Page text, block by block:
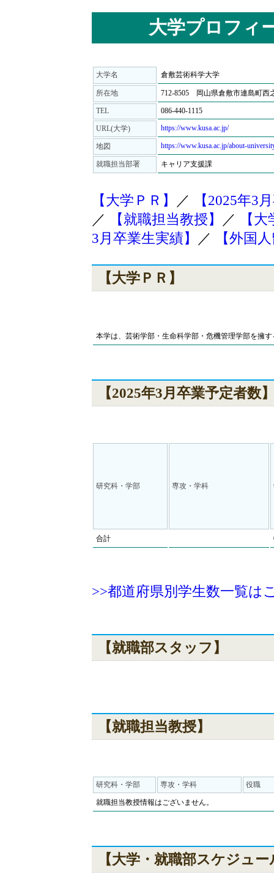
大学プロフィ
大学名 倉敷芸術科学大学
所在地 712-8505 岡山県倉敷市連島町西
TEL 086-440-1115
URL(大学) https://www.kusa.ac.jp/
地図 https://www.kusa.ac.jp/about-
就職担当部署 キャリア支援課
【大学ＰＲ】 ／
【2025年3
／
【就職担当教授】 ／
【
3月卒業生実績】
／ 【外国
【大学ＰＲ】
本学は、芸術学部・生命科学部・危機管理学部を擁
【2025年3月卒業予定者数
研究科・学部 専攻・学科
合計
>>都道府県別学生数一覧は
【就職部スタッフ】
【就職担当教授】
研究科・学部 専攻・学科 役職
就職担当教授情報はございません。
【大学・就職部スケジュー